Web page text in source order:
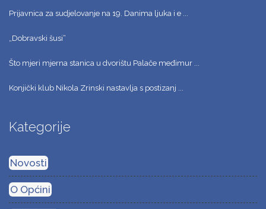
Prijavnica za sudjelovanje na 19. Danima ljuka i e ...
„Dobravski šusi“
Što mjeri mjerna stanica u dvorištu Palače međimur ...
Konjički klub Nikola Zrinski nastavlja s postizanj ...
Kategorije
Novosti
O Općini